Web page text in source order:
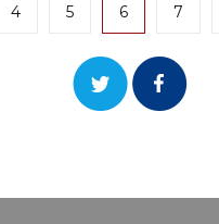
4 5 6 7